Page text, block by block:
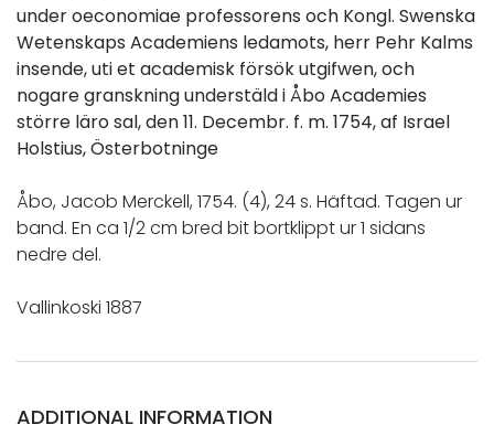
under oeconomiae professorens och Kongl. Swenska
Wetenskaps Academiens ledamots, herr Pehr Kalms
insende, uti et academisk försök utgifwen, och
nogare granskning understäld i Åbo Academies
större läro sal, den 11. Decembr. f. m. 1754, af Israel
Holstius, Österbotninge
Åbo, Jacob Merckell, 1754. (4), 24 s. Häftad. Tagen ur
band. En ca 1/2 cm bred bit bortklippt ur 1 sidans
nedre del.
Vallinkoski 1887
ADDITIONAL INFORMATION